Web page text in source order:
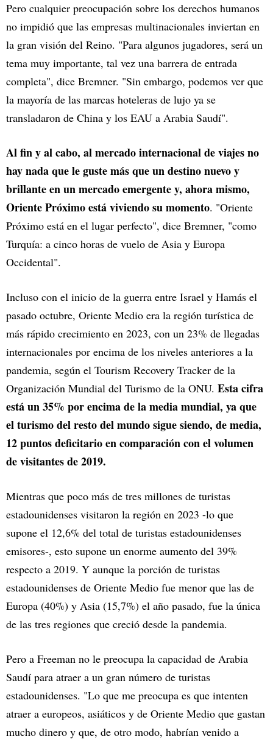
Pero cualquier preocupación sobre los derechos humanos
no impidió que las empresas multinacionales inviertan en
la gran visión del Reino. "Para algunos jugadores, será un
tema muy importante, tal vez una barrera de entrada
completa", dice Bremner. "Sin embargo, podemos ver que
la mayoría de las marcas hoteleras de lujo ya se
transladaron de China y los EAU a Arabia Saudí".
Al fin y al cabo, al mercado internacional de viajes no
hay nada que le guste más que un destino nuevo y
brillante en un mercado emergente y, ahora mismo,
Oriente Próximo está viviendo su momento. "Oriente
Próximo está en el lugar perfecto", dice Bremner, "como
Turquía: a cinco horas de vuelo de Asia y Europa
Occidental".
Incluso con el inicio de la guerra entre Israel y Hamás el
pasado octubre, Oriente Medio era la región turística de
más rápido crecimiento en 2023, con un 23% de llegadas
internacionales por encima de los niveles anteriores a la
pandemia, según el Tourism Recovery Tracker de la
Organización Mundial del Turismo de la ONU. Esta cifra
está un 35% por encima de la media mundial, ya que
el turismo del resto del mundo sigue siendo, de media,
12 puntos deficitario en comparación con el volumen
de visitantes de 2019.
Mientras que poco más de tres millones de turistas
estadounidenses visitaron la región en 2023 -lo que
supone el 12,6% del total de turistas estadounidenses
emisores-, esto supone un enorme aumento del 39%
respecto a 2019. Y aunque la porción de turistas
estadounidenses de Oriente Medio fue menor que las de
Europa (40%) y Asia (15,7%) el año pasado, fue la única
de las tres regiones que creció desde la pandemia.
Pero a Freeman no le preocupa la capacidad de Arabia
Saudí para atraer a un gran número de turistas
estadounidenses. "Lo que me preocupa es que intenten
atraer a europeos, asiáticos y de Oriente Medio que gastan
mucho dinero y que, de otro modo, habrían venido a